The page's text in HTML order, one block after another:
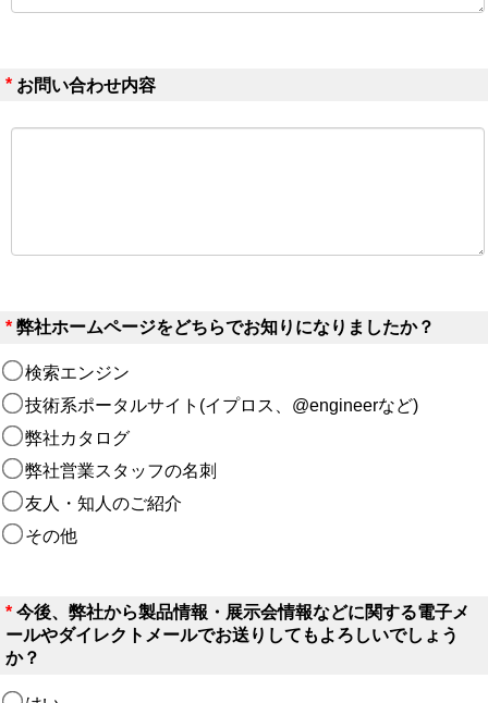
* お問い合わせ内容
* 弊社ホームページをどちらでお知りになりましたか？
検索エンジン
技術系ポータルサイト(イプロス、@engineerなど)
弊社カタログ
弊社営業スタッフの名刺
友人・知人のご紹介
その他
* 今後、弊社から製品情報・展示会情報などに関する電子メ
ールやダイレクトメールでお送りしてもよろしいでしょう
か？